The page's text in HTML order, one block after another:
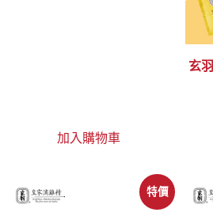
加入購物車
玄
特價